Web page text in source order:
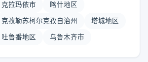
克拉玛依市 喀什地区
克孜勒苏柯尔克孜自治州 塔城地区
吐鲁番地区 乌鲁木齐市